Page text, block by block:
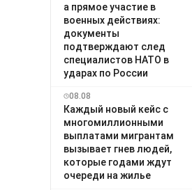
а прямое участие в
военных действиях:
документы
подтверждают след
специалистов НАТО в
ударах по России
08.08
Каждый новый кейс с
многомиллионными
выплатами мигрантам
вызывает гнев людей,
которые годами ждут
очереди на жилье